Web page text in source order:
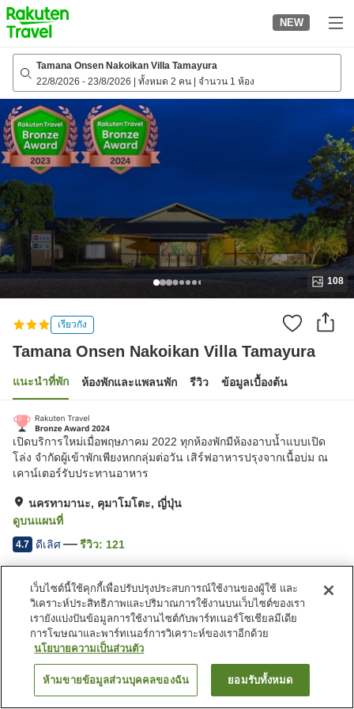
to
top
page
NEW
Tamana Onsen Nakoikan Villa Tamayura
22/8/2026 - 23/8/2026 ทั้งหมด 2 คน จำนวน 1 ห้อง
108
เรียวกัง
Tamana Onsen Nakoikan Villa Tamayura
แนะนำที่พัก ห้องพักและแพลนพัก รีวิว ข้อมูลเบื้องต้น
เปิดบริการใหม่เมื่อพฤษภาคม 2022 ทุกห้องพักมีห้องอาบน้ำแบบเปิด
โล่ง จำกัดผู้เข้าพักเพียงหกกลุ่มต่อวัน เสิร์ฟอาหารปรุงจากเนื้อบ่ม ณ
เคาน์เตอร์รับประทานอาหาร
นครทามานะ, คุมาโมโตะ, ญี่ปุ่น
ดูบนแผนที่
4.7 ดีเลิศ รีวิว: 121
สิ่งอำนวยความสะดวกในที่พัก
ที่จอดรถ
ห้องอาบน้ำเปิดโล่ง (มีบ่อน้ำพุ
ร้อน)
Tamana Onsen Nakoikan Villa Tamayura
ค้นหาห้องพัก
เว็บไซต์นี้ใช้คุกกี้เพื่อปรับปรุงประสบการณ์ใช้งานของผู้ใช้ และ
วิเคราะห์ประสิทธิภาพและปริมาณการใช้งานบนเว็บไซต์ของเรา
เรายังแบ่งปันข้อมูลการใช้งานไซต์กับพาร์ทเนอร์โซเชียลมีเดีย
การโฆษณาและพาร์ทเนอร์การวิเคราะห์ของเราอีกด้วย
นโยบายความเป็นส่วนตัว
ห้ามขายข้อมูลส่วนบุคคลของฉัน ยอมรับทั้งหมด